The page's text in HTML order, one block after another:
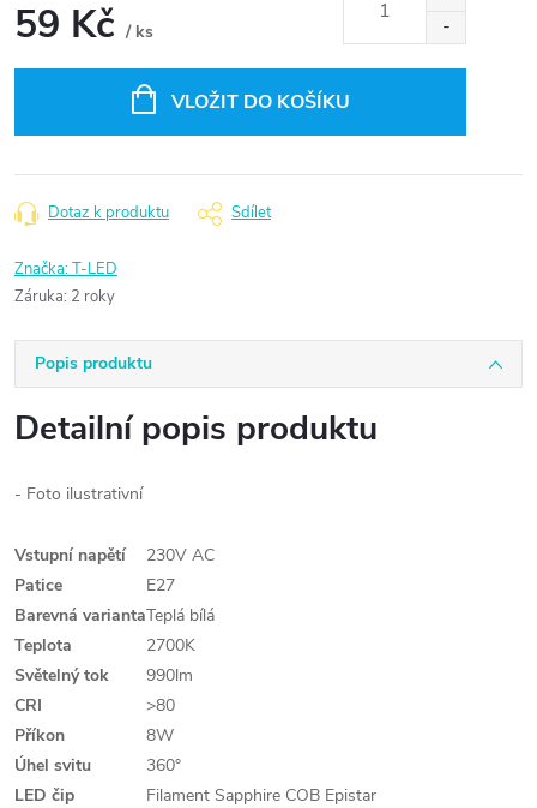
59 Kč / ks
VLOŽIT DO KOŠÍKU
Dotaz k produktu Sdílet
Značka:T-LED
Záruka: 2 roky
Popis produktu
Detailní popis produktu
- Foto ilustrativní
Vstupní napětí
230V AC
Patice
E27
Barevná variantaTeplá bílá
Teplota
2700K
Světelný tok
990lm
CRI
>80
Příkon
8W
Úhel svitu
360°
LED čip
Filament Sapphire COB Epistar